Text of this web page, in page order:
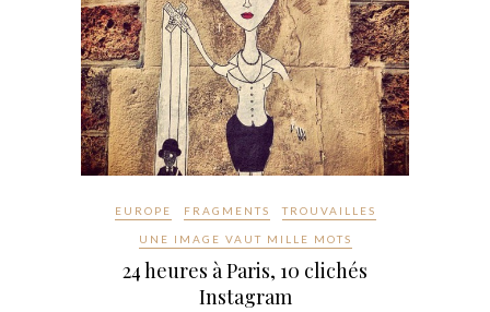
EUROPE FRAGMENTS TROUVAILLES
UNE IMAGE VAUT MILLE MOTS
24 heures à Paris, 10 clichés
Instagram